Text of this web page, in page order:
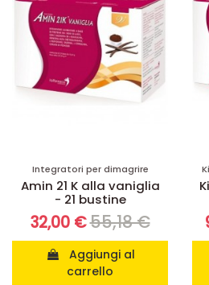
Integratori per dimagrire
Amin 21 K alla vaniglia
- 21 bustine
32,00 €55,18 €
carrello